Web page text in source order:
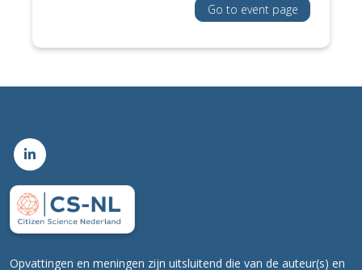
Go to event page
Opvattingen en meningen zijn uitsluitend die van de auteur(s) en